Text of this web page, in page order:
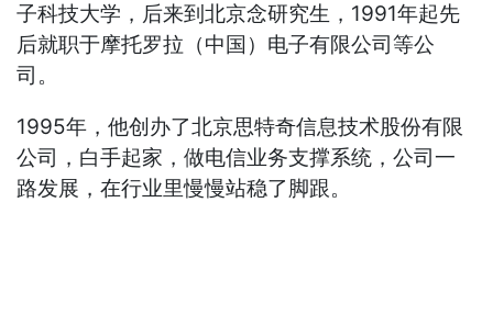
子科技大学，后来到北京念研究生，1991年起先
后就职于摩托罗拉（中国）电子有限公司等公
司。
1995年，他创办了北京思特奇信息技术股份有限
公司，白手起家，做电信业务支撑系统，公司一
路发展，在行业里慢慢站稳了脚跟。